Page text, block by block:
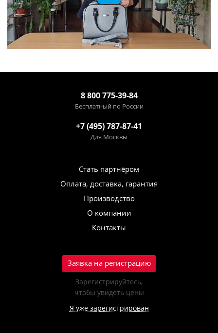
8 800 775-39-84
Бесплатный по России
+7 (495) 787-87-41
Для Москвы
Стать партнёром
Оплата, доставка, гарантия
Производство
О компании
Контакты
Заявка на регистрацию
Зарегистрируйтесь,
чтобы увидеть цены
Я уже зарегистрирован